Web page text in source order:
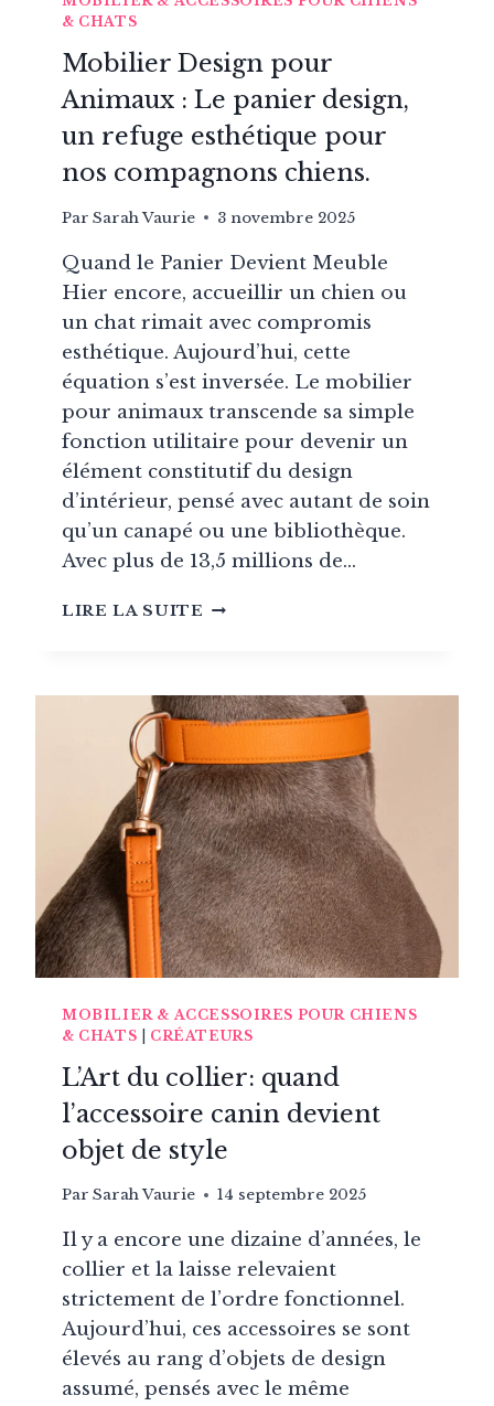
& CHATS
Mobilier Design pour
Animaux : Le panier design,
un refuge esthétique pour
nos compagnons chiens.
Par Sarah Vaurie 3 novembre 2025
Quand le Panier Devient Meuble
Hier encore, accueillir un chien ou
un chat rimait avec compromis
esthétique. Aujourd’hui, cette
équation s’est inversée. Le mobilier
pour animaux transcende sa simple
fonction utilitaire pour devenir un
élément constitutif du design
d’intérieur, pensé avec autant de soin
qu’un canapé ou une bibliothèque.
Avec plus de 13,5 millions de…
LIRE LA SUITE MOBILIER
:
LE
DESIGN,
UN
REFUGE
ESTHÉTIQUE
POUR
NOS
COMPAGNONS
CHIENS.
MOBILIER & ACCESSOIRES POUR CHIENS
& CHATS
CRÉATEURS
L’Art du collier: quand
l’accessoire canin devient
objet de style
Par Sarah Vaurie 14 septembre 2025
Il y a encore une dizaine d’années, le
collier et la laisse relevaient
strictement de l’ordre fonctionnel.
Aujourd’hui, ces accessoires se sont
élevés au rang d’objets de design
assumé, pensés avec le même